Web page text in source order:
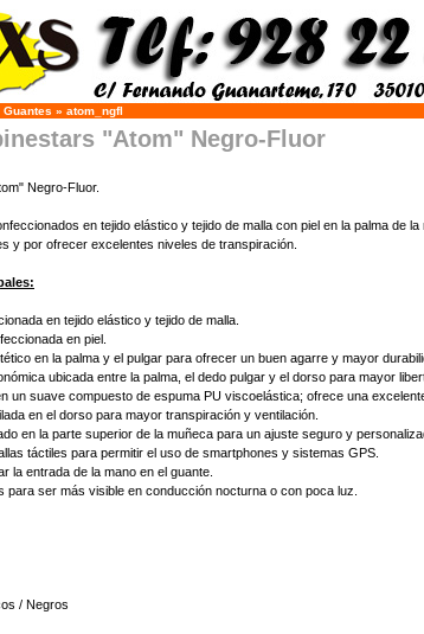
Guantes » atom_ngfl
"Atom" Negro-Fluor
Negro-Fluor.
en tejido elástico y tejido de malla con piel en la palma
y por ofrecer excelentes niveles de transpiración.
en tejido elástico y tejido de malla.
en piel.
en la palma y el pulgar para ofrecer un buen agarre y mayor
ubicada entre la palma, el dedo pulgar y el dorso para mayor
un suave compuesto de espuma PU viscoelástica; ofrece una
en el dorso para mayor transpiración y ventilación.
en la parte superior de la muñeca para un ajuste seguro y
táctiles para permitir el uso de smartphones y sistemas GPS.
la entrada de la mano en el guante.
para ser más visible en conducción nocturna o con poca luz.
/ Negros